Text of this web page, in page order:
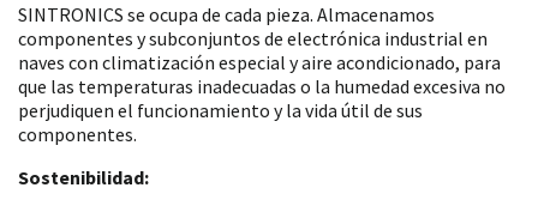
SINTRONICS se ocupa de cada pieza. Almacenamos
componentes y subconjuntos de electrónica industrial en
naves con climatización especial y aire acondicionado, para
que las temperaturas inadecuadas o la humedad excesiva no
perjudiquen el funcionamiento y la vida útil de sus
componentes.
Sostenibilidad: